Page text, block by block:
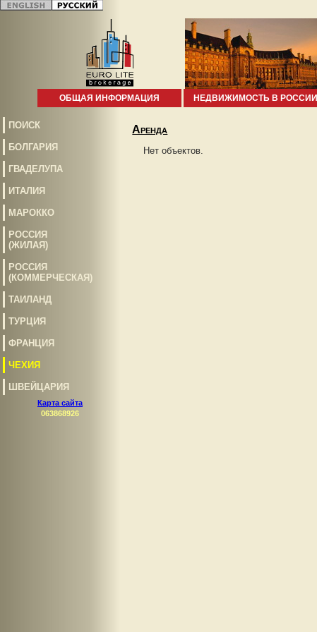
ОБЩАЯ ИНФОРМАЦИЯ НЕДВИЖИМОСТЬ В РОССИИ
ПОИСК
БОЛГАРИЯ
ГВАДЕЛУПА
ИТАЛИЯ
МАРОККО
РОССИЯ
(ЖИЛАЯ)
РОССИЯ
(КОММЕРЧЕСКАЯ)
ТАИЛАНД
ТУРЦИЯ
ФРАНЦИЯ
ЧЕХИЯ
ШВЕЙЦАРИЯ
Карта сайта
063868926
Аренда
Нет объектов.